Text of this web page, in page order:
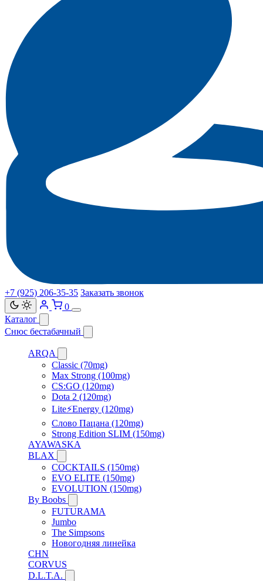
+7 (925) 206‑35‑35 Заказать звонок
0
Каталог
Снюс бестабачный
ARQA
Classic (70mg)
Max Strong (100mg)
CS:GO (120mg)
Dota 2 (120mg)
Lite⚡Energy (120mg)
Слово Пацана (120mg)
Strong Edition SLIM (150mg)
AYAWASKA
BLAX
COCKTAILS (150mg)
EVO ELITE (150mg)
EVOLUTION (150mg)
By Boobs
FUTURAMA
Jumbo
The Simpsons
Новогодняя линейка
CHN
CORVUS
D.L.T.A.